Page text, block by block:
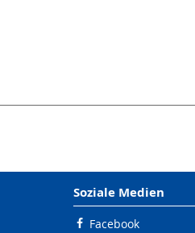
Soziale Medien
Facebook